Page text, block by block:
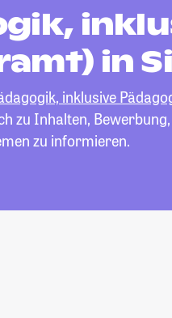
in
inklusive
zu Inhalten,
zu informieren.